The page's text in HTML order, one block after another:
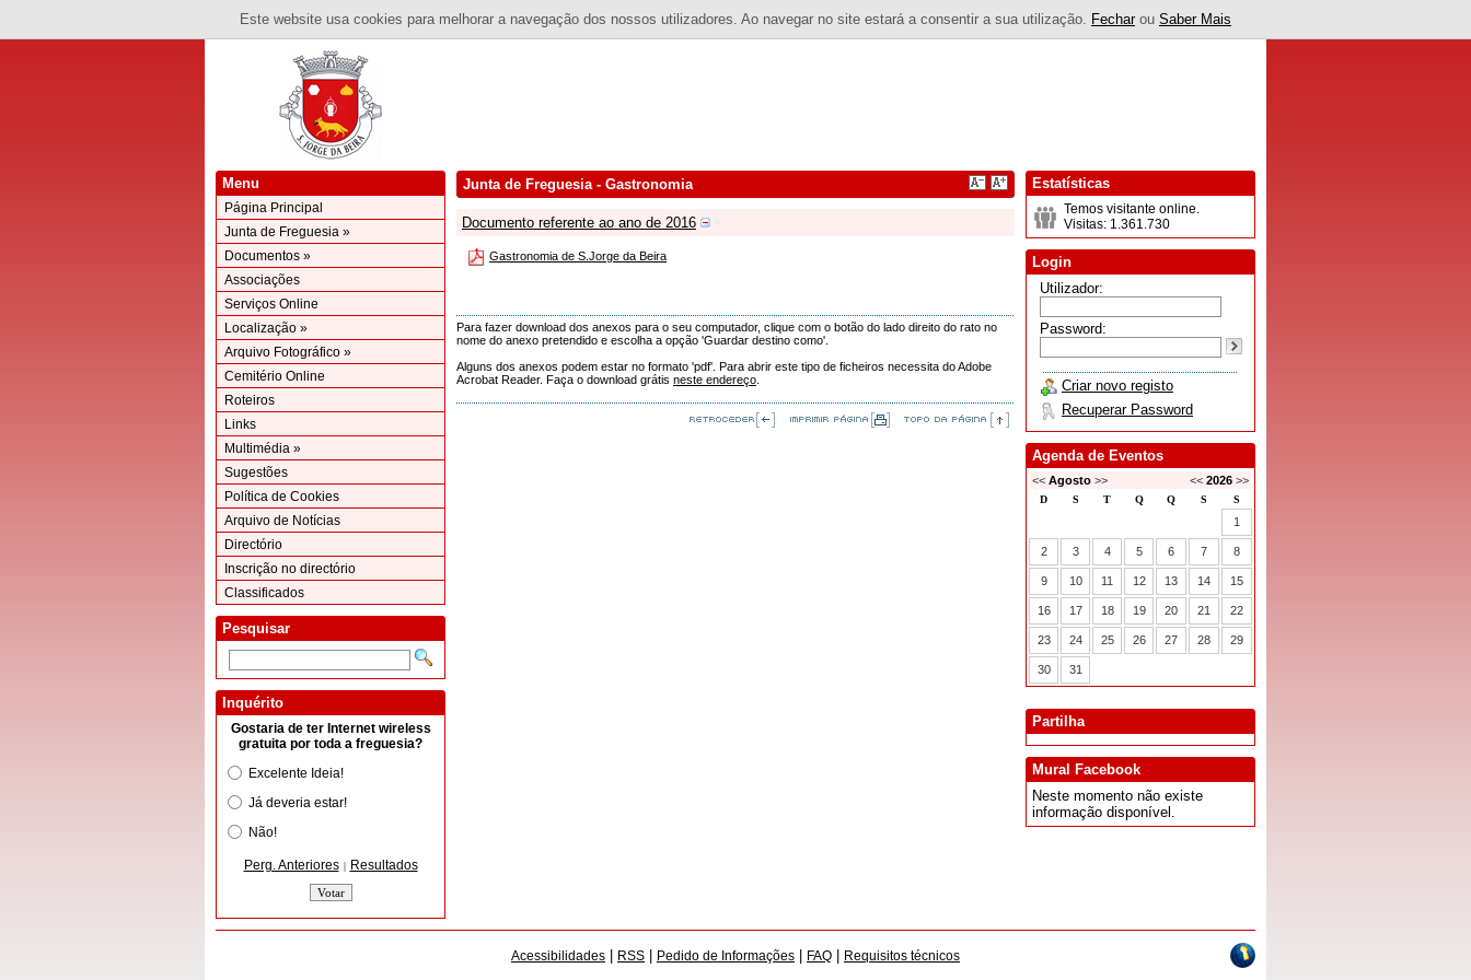
Este website usa cookies para melhorar a navegação dos nossos utilizadores. Ao navegar no site estará a consentir a sua utilização. Fecharou Saber Mais
Menu
Página Principal
Junta de Freguesia »
Documentos »
Associações
Serviços Online
Localização »
Arquivo Fotográfico »
Cemitério Online
Roteiros
Links
Multimédia »
Sugestões
Política de Cookies
Arquivo de Notícias
Directório
Inscrição no directório
Classificados
Pesquisar
Inquérito
Gostaria de ter Internet wireless
gratuita por toda a freguesia?
Excelente Ideia!
Já deveria estar!
Não!
Perg. Anteriores | Resultados
Junta de Freguesia - Gastronomia
Documento referente ao ano de 2016
Gastronomia de S.Jorge da Beira
Para fazer download dos anexos para o seu computador, clique com o botão do lado direito do rato no
nome do anexo pretendido e escolha a opção 'Guardar destino como'.
Alguns dos anexos podem estar no formato 'pdf'. Para abrir este tipo de ficheiros necessita do Adobe
Acrobat Reader. Faça o download grátis neste endereço
Estatísticas
Temos visitante online.
Visitas: 1.361.730
Login
Utilizador:
Password:
Criar novo registo
Recuperar Password
Agenda de Eventos
Partilha
Mural Facebook
Neste momento não existe
informação disponível.
Acessibilidades RSS Pedido de Informações FAQ Requisitos técnicos